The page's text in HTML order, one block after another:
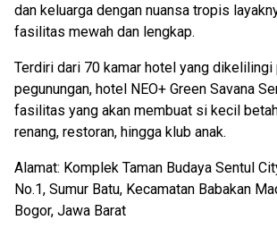
dan keluarga dengan nuansa tropis
fasilitas mewah dan lengkap.
Terdiri dari 70 kamar hotel yang dikelilingi
pegunungan, hotel NEO+ Green Savana
fasilitas yang akan membuat si kecil
renang, restoran, hingga klub anak.
Alamat: Komplek Taman Budaya Sentul
No.1, Sumur Batu, Kecamatan Babakan
Bogor, Jawa Barat